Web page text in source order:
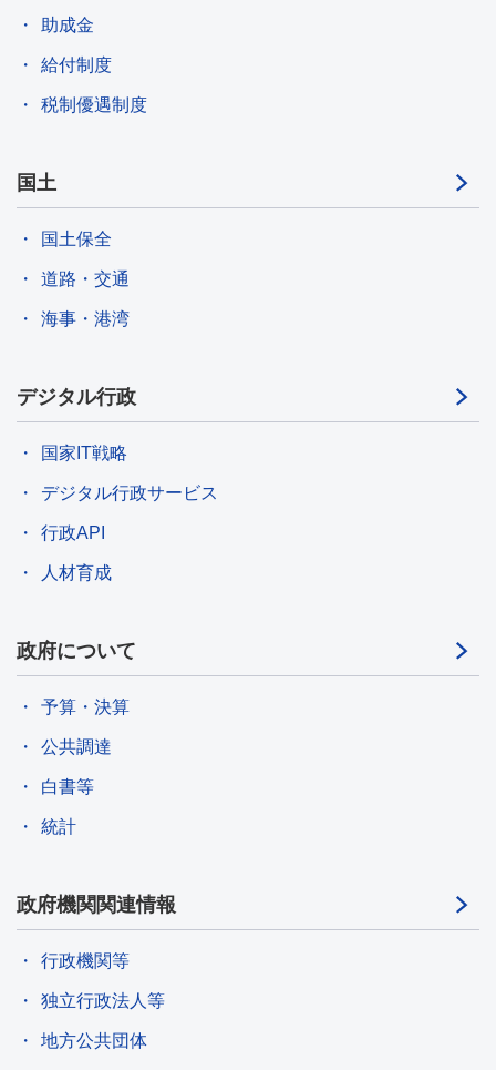
助成金
給付制度
税制優遇制度
国土
国土保全
道路・交通
海事・港湾
デジタル行政
国家IT戦略
デジタル行政サービス
行政API
人材育成
政府について
予算・決算
公共調達
白書等
統計
政府機関関連情報
行政機関等
独立行政法人等
地方公共団体